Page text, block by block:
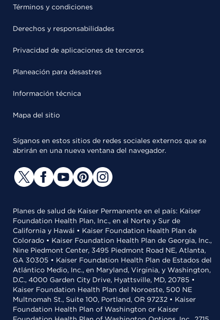
Términos y condiciones
Derechos y responsabilidades
Privacidad de aplicaciones de terceros
Planeación para desastres
Información técnica
Mapa del sitio
Síganos en estos sitios de redes sociales externos que se
abrirán en una nueva ventana del navegador.
Planes de salud de Kaiser Permanente en el país: Kaiser
Foundation Health Plan, Inc., en el Norte y Sur de
California y Hawái • Kaiser Foundation Health Plan de
Colorado • Kaiser Foundation Health Plan de Georgia, Inc.,
Nine Piedmont Center, 3495 Piedmont Road NE, Atlanta,
GA 30305 • Kaiser Foundation Health Plan de Estados del
Atlántico Medio, Inc., en Maryland, Virginia, y Washington,
D.C., 4000 Garden City Drive, Hyattsville, MD, 20785 •
Kaiser Foundation Health Plan del Noroeste, 500 NE
Multnomah St., Suite 100, Portland, OR 97232 • Kaiser
Foundation Health Plan of Washington or Kaiser